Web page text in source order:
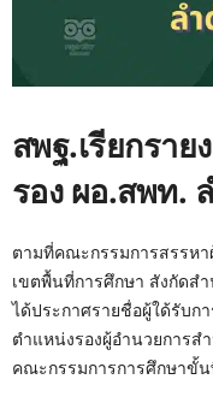
สพฐ.เรียกรา
รอง ผอ.สพท.
ตามที่คณะกรรมการสรรหา
เขตพื้นที่การศึกษา สังกัดส
ได้ประกาศรายชื่อผู้ใด้รับก
ตำแหน่งรองผู้อำนวยการส
คณะกรรมการการศึกษา